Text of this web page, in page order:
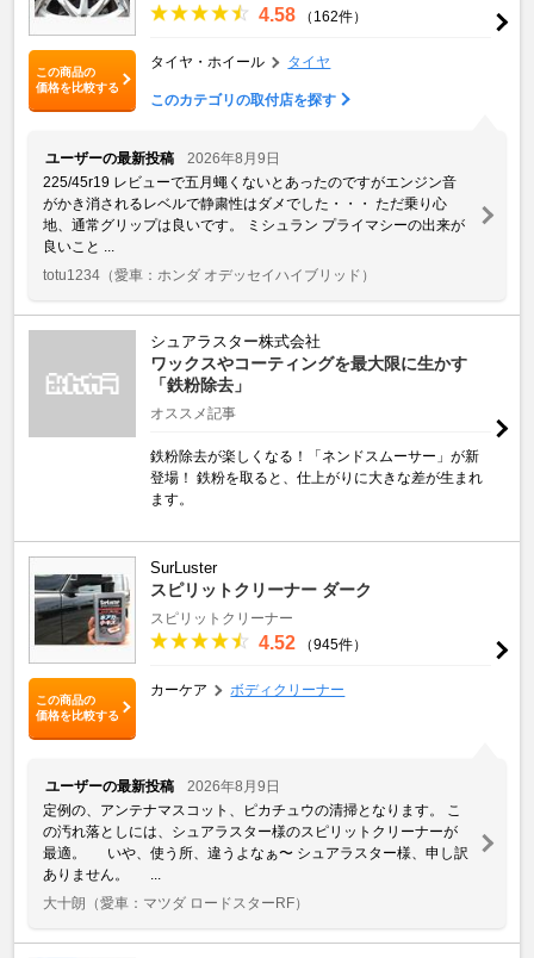
この商品の
価格を比較する
4.58 （162件）
タイヤ・ホイール タイヤ
このカテゴリの取付店を探す
ユーザーの最新投稿
2026年8月9日
225/45r19 レビューで五月蠅くないとあったのですがエンジン音
がかき消されるレベルで静粛性はダメでした・・・ ただ乗り心
地、通常グリップは良いです。 ミシュラン プライマシーの出来が
良いこと ...
totu1234 （愛車：ホンダ オデッセイハイブリッド）
シュアラスター株式会社
ワックスやコーティングを最大限に生かす
「鉄粉除去」
オススメ記事
鉄粉除去が楽しくなる！「ネンドスムーサー」が新
登場！ 鉄粉を取ると、仕上がりに大きな差が生まれ
ます。
この商品の
価格を比較する
SurLuster
スピリットクリーナー ダーク
スピリットクリーナー
4.52 （945件）
カーケア ボディクリーナー
ユーザーの最新投稿
2026年8月9日
定例の、アンテナマスコット、ピカチュウの清掃となります。 こ
の汚れ落としには、シュアラスター様のスピリットクリーナーが
最適。 いや、使う所、違うよなぁ〜 シュアラスター様、申し訳
ありません。 ...
大十朗 （愛車：マツダ ロードスターRF）